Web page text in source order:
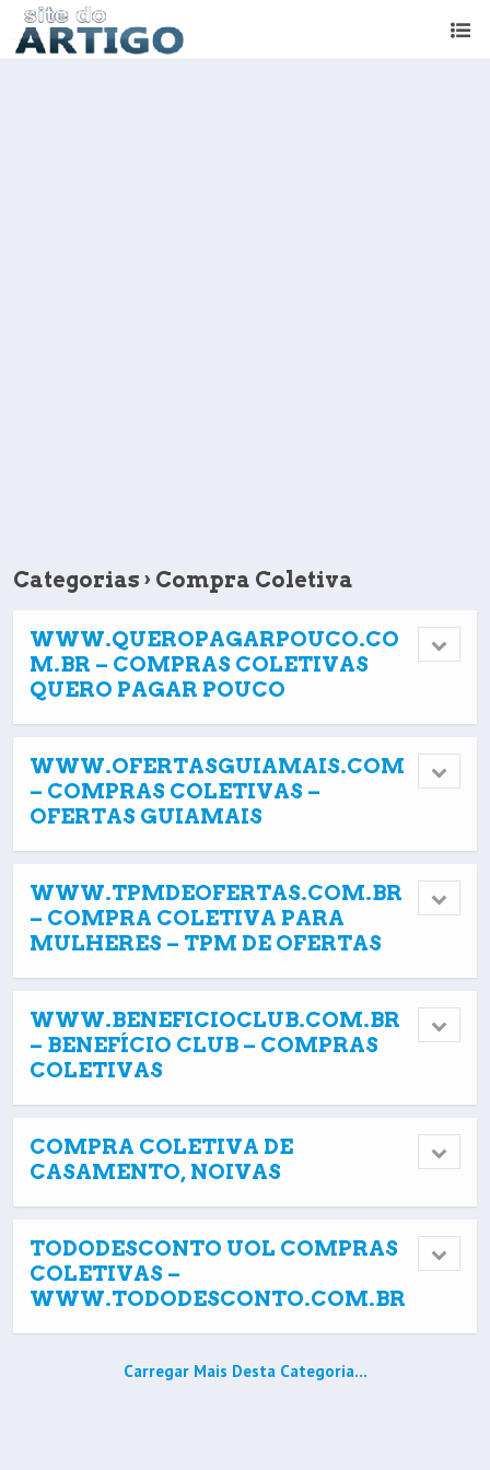
Categorias › Compra Coletiva
WWW.QUEROPAGARPOUCO.CO
M.BR – COMPRAS COLETIVAS
QUERO PAGAR POUCO
WWW.OFERTASGUIAMAIS.COM
– COMPRAS COLETIVAS –
OFERTAS GUIAMAIS
WWW.TPMDEOFERTAS.COM.BR
– COMPRA COLETIVA PARA
MULHERES – TPM DE OFERTAS
WWW.BENEFICIOCLUB.COM.BR
– BENEFÍCIO CLUB – COMPRAS
COLETIVAS
COMPRA COLETIVA DE
CASAMENTO, NOIVAS
TODODESCONTO UOL COMPRAS
COLETIVAS –
WWW.TODODESCONTO.COM.BR
Carregar Mais Desta Categoria…